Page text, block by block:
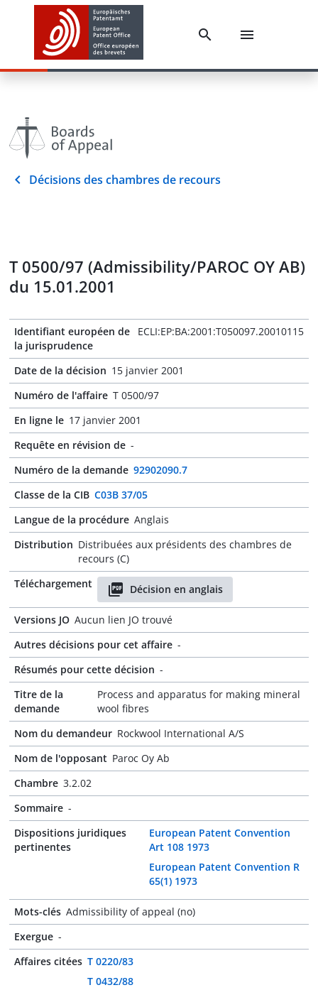
Décisions des chambres de recours
T 0500/97 (Admissibility/PAROC OY AB)
du 15.01.2001
Identifiant européen de
la jurisprudence
ECLI:EP:BA:2001:T050097.20010115
Date de la décision 15 janvier 2001
Numéro de l'affaire T 0500/97
En ligne le 17 janvier 2001
Requête en révision de -
Numéro de la demande 92902090.7
Classe de la CIB C03B 37/05
Langue de la procédure Anglais
Distribution Distribuées aux présidents des chambres de
recours (C)
Téléchargement
Décision en anglais
Versions JO Aucun lien JO trouvé
Autres décisions pour cet affaire -
Résumés pour cette décision -
Titre de la
demande
Process and apparatus for making mineral
wool fibres
Nom du demandeur Rockwool International A/S
Nom de l'opposant Paroc Oy Ab
Chambre 3.2.02
Sommaire -
Dispositions juridiques
pertinentes
European Patent Convention
Art 108 1973
European Patent Convention R
65(1) 1973
Mots-clés Admissibility of appeal (no)
Exergue -
Affaires citées T 0220/83
T 0432/88